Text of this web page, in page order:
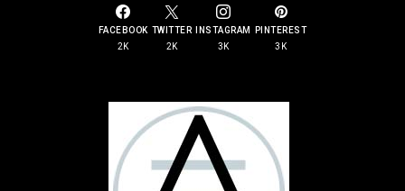
FACEBOOK
2K
TWITTER
2K
INSTAGRAM
3K
PINTEREST
3K